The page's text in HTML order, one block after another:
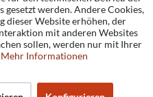
werden. Andere Cookies,
dieser Website erhöhen, der
mit anderen Websites
sollen, werden nur mit Ihrer
Mehr Informationen